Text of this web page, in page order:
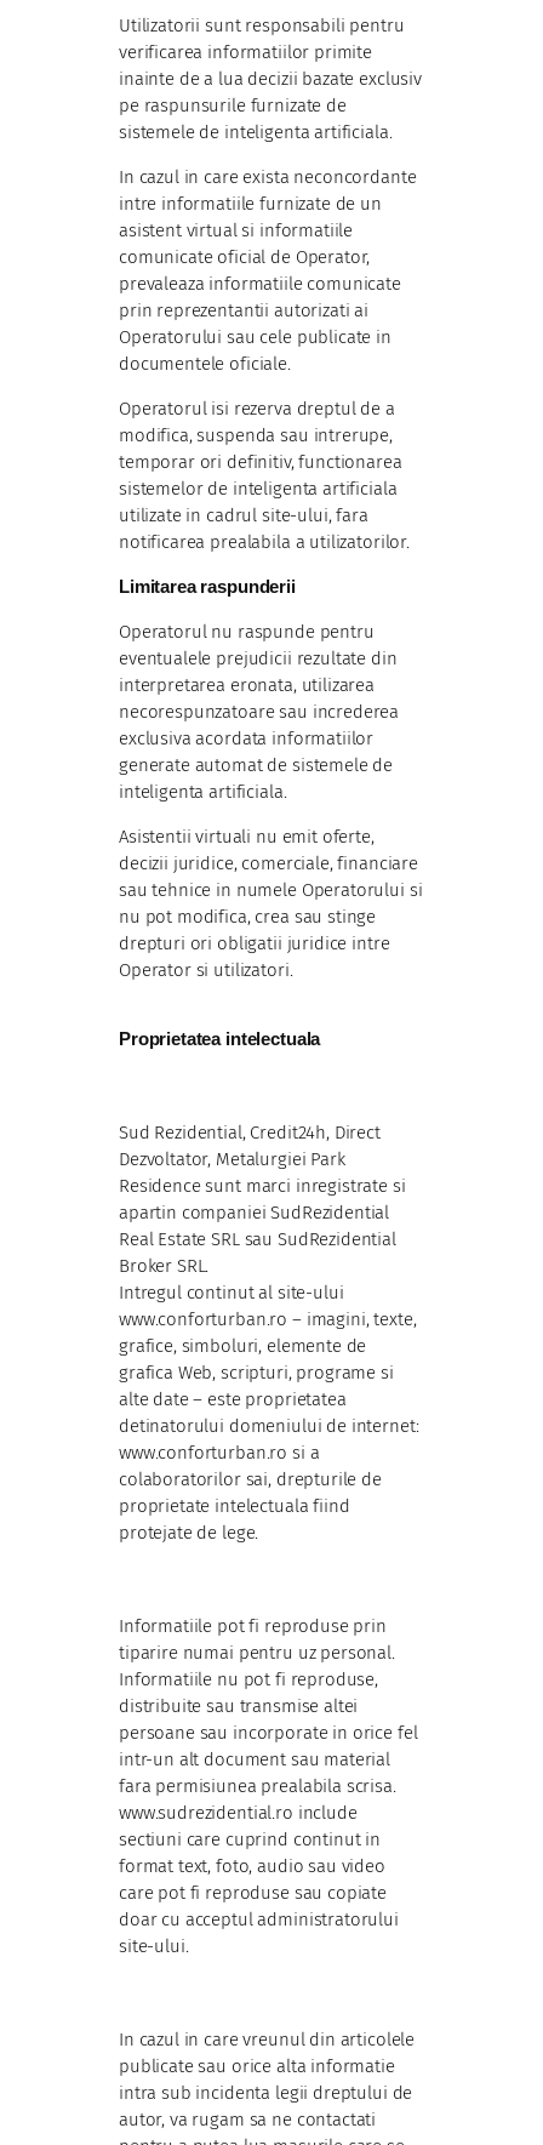
Utilizatorii sunt responsabili pentru
verificarea informatiilor primite
inainte de a lua decizii bazate exclusiv
pe raspunsurile furnizate de
sistemele de inteligenta artificiala.
In cazul in care exista neconcordante
intre informatiile furnizate de un
asistent virtual si informatiile
comunicate oficial de Operator,
prevaleaza informatiile comunicate
prin reprezentantii autorizati ai
Operatorului sau cele publicate in
documentele oficiale.
Operatorul isi rezerva dreptul de a
modifica, suspenda sau intrerupe,
temporar ori definitiv, functionarea
sistemelor de inteligenta artificiala
utilizate in cadrul site-ului, fara
notificarea prealabila a utilizatorilor.
Limitarea raspunderii
Operatorul nu raspunde pentru
eventualele prejudicii rezultate din
interpretarea eronata, utilizarea
necorespunzatoare sau increderea
exclusiva acordata informatiilor
generate automat de sistemele de
inteligenta artificiala.
Asistentii virtuali nu emit oferte,
decizii juridice, comerciale, financiare
sau tehnice in numele Operatorului si
nu pot modifica, crea sau stinge
drepturi ori obligatii juridice intre
Operator si utilizatori.
Proprietatea intelectuala
Sud Rezidential, Credit24h, Direct
Dezvoltator, Metalurgiei Park
Residence sunt marci inregistrate si
apartin companiei SudRezidential
Real Estate SRL sau SudRezidential
Broker SRL.
Intregul continut al site-ului
www.conforturban.ro – imagini, texte,
grafice, simboluri, elemente de
grafica Web, scripturi, programe si
alte date – este proprietatea
detinatorului domeniului de internet:
www.conforturban.ro si a
colaboratorilor sai, drepturile de
proprietate intelectuala fiind
protejate de lege.
Informatiile pot fi reproduse prin
tiparire numai pentru uz personal.
Informatiile nu pot fi reproduse,
distribuite sau transmise altei
persoane sau incorporate in orice fel
intr-un alt document sau material
fara permisiunea prealabila scrisa.
www.sudrezidential.ro include
sectiuni care cuprind continut in
format text, foto, audio sau video
care pot fi reproduse sau copiate
doar cu acceptul administratorului
site-ului.
In cazul in care vreunul din articolele
publicate sau orice alta informatie
intra sub incidenta legii dreptului de
autor, va rugam sa ne contactati